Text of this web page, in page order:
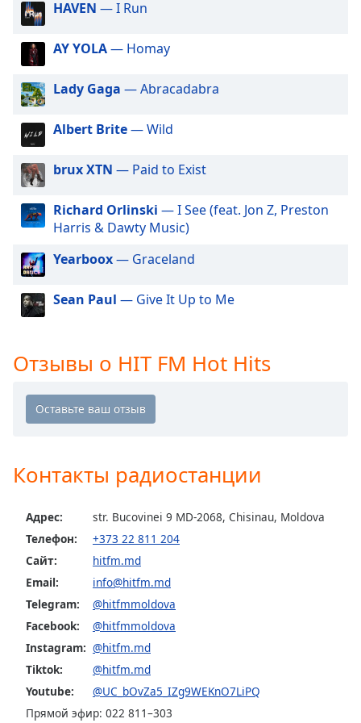
dialog
window.
Escape
cancel
and
close
window.
Text
Color
Opacity
Text
Opacity
Background
Opacity
Font
Edge
Style
HIT FM Orchestral Classics
HAVEN — I Run
AY YOLA— Homay
Lady Gaga — Abracadabra
Albert Brite— Wild
brux XTN — Paid to Exist
Richard Orlinski — I See (feat. Jon Z, Preston
Harris & Dawty Music)
Yearboox— Graceland
Sean Paul — Give It Up to Me
Отзывы о HIT FM Hot Hits
Контакты радиостанции
Адрес:
str. Bucovinei 9 MD-2068, Chisinau, Moldova
Телефон:
+373 22 811 204
Сайт:
hitfm.md
Email:
info@hitfm.md
Telegram:
@hitfmmoldova
Facebook:
@hitfmmoldova
Instagram: @hitfm.md
Tiktok:
@hitfm.md
Youtube:
@UC_bOvZa5_IZg9WEKnO7LiPQ
Прямой эфир: 022 811–303